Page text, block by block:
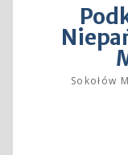
Sokołów